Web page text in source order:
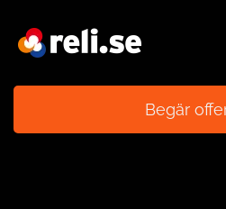
Begär